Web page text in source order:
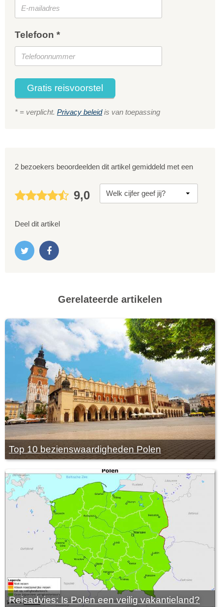
Telefoon *
Gratis reisvoorstel
* = verplicht. Privacy beleidis van toepassing
2 bezoekers beoordeelden dit artikel gemiddeld met een
9,0
Deel dit artikel
Gerelateerde artikelen
Top 10 bezienswaardigheden Polen
Reisadvies: Is Polen een veilig vakantieland?